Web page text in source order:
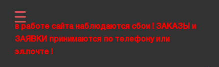
в работе сайта наблюдаются сбои ! ЗАКАЗЫ
и
ЗАЯВКИ
принимаются
по телефону или
эл.почте !
› Промышленные разъемы CEE › Силовые розетки
Кабельная розетка 4Р 63А 400V, IP67, ABL17